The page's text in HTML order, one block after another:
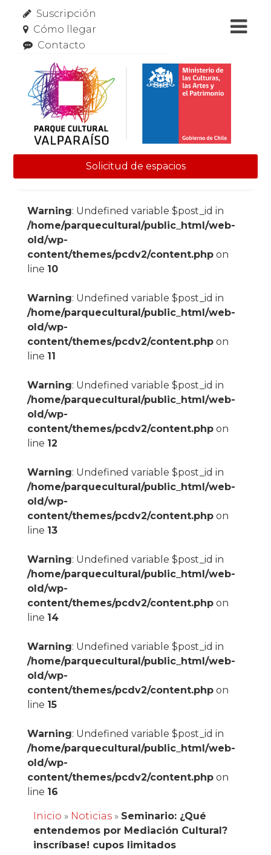
Suscripción
Cómo llegar
Contacto
Solicitud de espacios
Warning: Undefined variable $post_id in
/home/parquecultural/public_html/web-
old/wp-
content/themes/pcdv2/content.phpon
line 10
Warning: Undefined variable $post_id in
/home/parquecultural/public_html/web-
old/wp-
content/themes/pcdv2/content.phpon
line 11
Warning: Undefined variable $post_id in
/home/parquecultural/public_html/web-
old/wp-
content/themes/pcdv2/content.phpon
line 12
Warning: Undefined variable $post_id in
/home/parquecultural/public_html/web-
old/wp-
content/themes/pcdv2/content.phpon
line 13
Warning: Undefined variable $post_id in
/home/parquecultural/public_html/web-
old/wp-
content/themes/pcdv2/content.phpon
line 14
Warning: Undefined variable $post_id in
/home/parquecultural/public_html/web-
old/wp-
content/themes/pcdv2/content.phpon
line 15
Warning: Undefined variable $post_id in
/home/parquecultural/public_html/web-
old/wp-
content/themes/pcdv2/content.phpon
line 16
Inicio » Noticias» Seminario: ¿Qué
entendemos por Mediación Cultural?
inscríbase! cupos limitados